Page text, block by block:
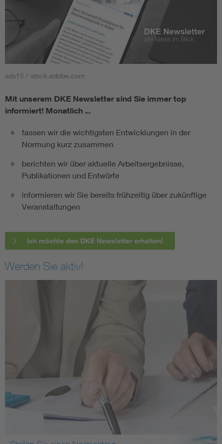
sdx15 / stock.adobe.com
Mit unserem DKE Newsletter sind Sie immer top
informiert! Monatlich ...
fassen wir die wichtigsten Entwicklungen in der
Normung kurz zusammen
berichten wir über aktuelle Arbeitsergebnisse,
Publikationen und Entwürfe
informieren wir Sie bereits frühzeitig über zukünftige
Veranstaltungen
Ich möchte den DKE Newsletter erhalten!
Werden Sie aktiv!